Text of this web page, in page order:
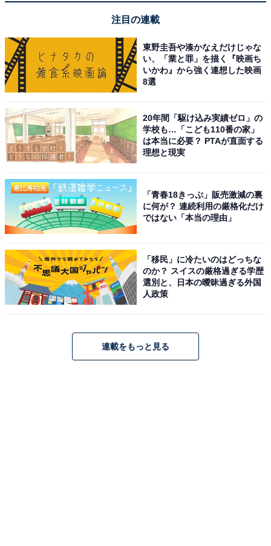
注目の連載
東野圭吾や湊かなえだけじゃな
い、「業と罪」を描く『映画ち
いかわ』から強く連想した映画
8選
20年間「駆け込み実績ゼロ」の
学校も…「こども110番の家」
は本当に必要？ PTAが直面する
理想と現実
「青春18きっぷ」販売激減の裏
に何が？ 連続利用の厳格化だけ
ではない「本当の理由」
「移民」に冷たいのはどっちな
のか？ スイスの厳格過ぎる学歴
選別と、日本の曖昧過ぎる外国
人政策
連載をもっと見る